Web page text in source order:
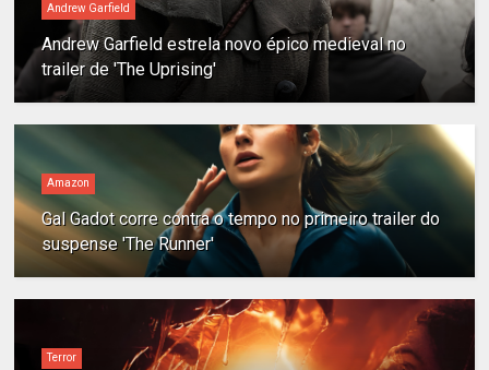
Andrew Garfield
Andrew Garfield estrela novo épico medieval no
trailer de 'The Uprising'
Amazon
Gal Gadot corre contra o tempo no primeiro trailer do
suspense 'The Runner'
Terror